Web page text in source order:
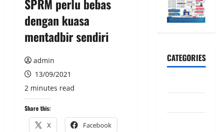
SPRM perlu bebas
dengan kuasa
mentadbir sendiri
admin
13/09/2021
2 minutes read
Share this:
X Facebook
CATEGORIES